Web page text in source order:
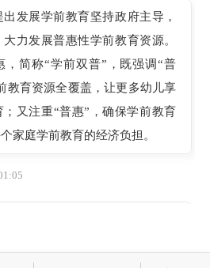
发展学前教育坚持政府主导，
力发展普惠性学前教育资源。
，简称“学前双普”，既强调“普
教育资源全覆盖，让更多幼儿享
又注重“普惠”，确保学前教育
家庭学前教育的经济负担。